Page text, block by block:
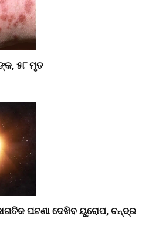
୫୮ ମୃତ
ଘଟଣା ଦେଖିବ ୟୁରୋପ, ଚନ୍ଦ୍ର